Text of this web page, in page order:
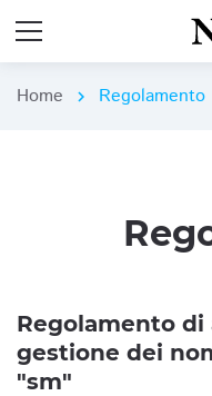
Home chevron_right Regolamento
Regolamento di
gestione dei
"sm"